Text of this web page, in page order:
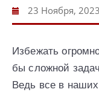
23 Ноября, 2023
Избежать
бы сложной
Ведь все в